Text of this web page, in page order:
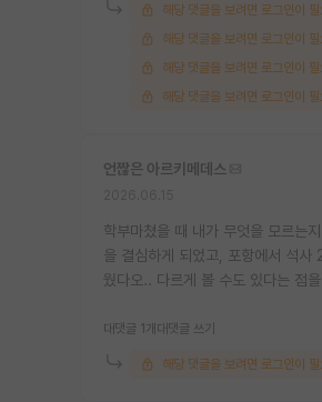
해당 댓글을 보려면 로그인이
해당 댓글을 보려면 로그인이
해당 댓글을 보려면 로그인이
해당 댓글을 보려면 로그인이
언짢은 아르키메데스
학부마쳤을 때 내가 무엇을 모르는
을 결심하게 되었고, 포항에서 석사
웠다오.. 다르게 볼 수도 있다는 점
대댓글 1개 대댓글 쓰기
해당 댓글을 보려면 로그인이